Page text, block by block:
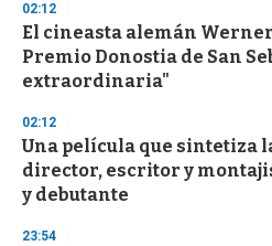
d
s
o
f
3
s
e
c
o
n
d
s
02:12
El cineasta alemán
Premio Donostia de San
extraordinaria"
02:12
Una película que sintetiza
director, escritor y
y debutante
23:54